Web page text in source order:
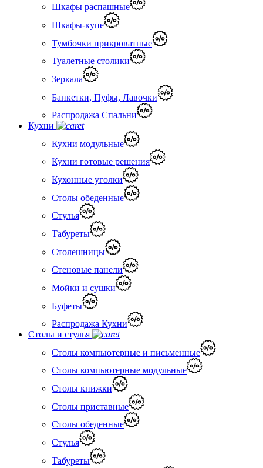
Шкафы распашные
Шкафы-купе
Тумбочки прикроватные
Туалетные столики
Зеркала
Банкетки, Пуфы, Лавочки
Распродажа Спальни
Кухни
Кухни модульные
Кухни готовые решения
Кухонные уголки
Столы обеденные
Стулья
Табуреты
Столешницы
Стеновые панели
Мойки и сушки
Буфеты
Распродажа Кухни
Столы и стулья
Столы компьютерные и письменные
Столы компьютерные модульные
Столы книжки
Столы приставные
Столы обеденные
Стулья
Табуреты